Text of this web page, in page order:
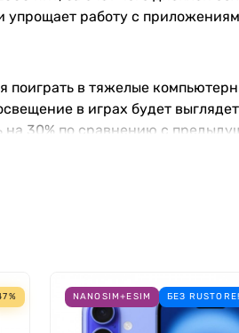
работу с
в тяжелые
в играх будет
на 30% по сравнению с
вместе с iOS 18.
2-кратный внутрисенсорный
Пространственные
NANOSIM+ESIM БЕЗ RUSTORE!